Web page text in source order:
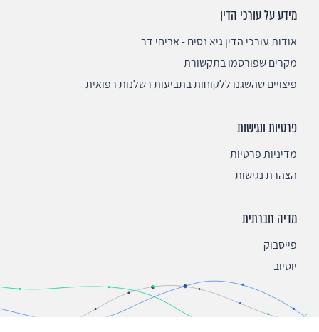
מידע על עורכי הדין
אודות עורכי הדין גיא נסים - אביחי דר
מקרים שפורסמו בתקשורת
פיצויים שהשגנו ללקוחות בתביעות רשלנות רפואית
פרטיות ונגישות
מדיניות פרטיות
הצהרת נגישות
מדיה חברתית
פייסבוק
יוטיוב